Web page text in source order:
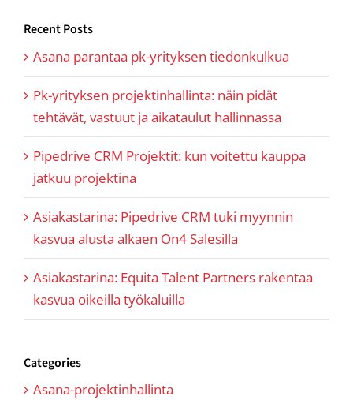
Recent Posts
Asana parantaa pk-yrityksen tiedonkulkua
Pk-yrityksen projektinhallinta: näin pidät
tehtävät, vastuut ja aikataulut hallinnassa
Pipedrive CRM Projektit: kun voitettu kauppa
jatkuu projektina
Asiakastarina: Pipedrive CRM tuki myynnin
kasvua alusta alkaen On4 Salesilla
Asiakastarina: Equita Talent Partners rakentaa
kasvua oikeilla työkaluilla
Categories
Asana-projektinhallinta